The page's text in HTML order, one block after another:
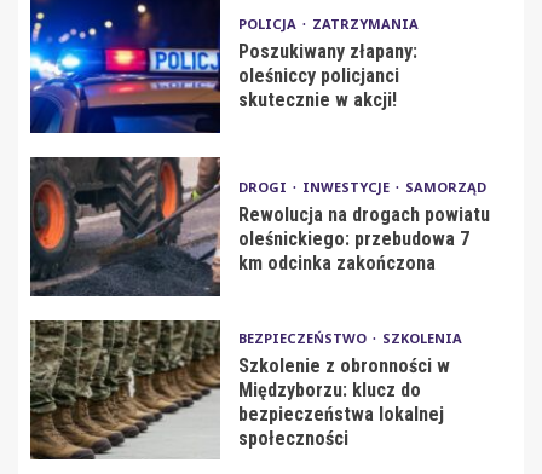
POLICJA ZATRZYMANIA
Poszukiwany złapany:
oleśniccy policjanci
skutecznie w akcji!
DROGI INWESTYCJE SAMORZĄD
Rewolucja na drogach powiatu
oleśnickiego: przebudowa 7
km odcinka zakończona
BEZPIECZEŃSTWO SZKOLENIA
Szkolenie z obronności w
Międzyborzu: klucz do
bezpieczeństwa lokalnej
społeczności